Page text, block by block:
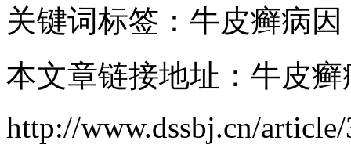
关键词标签：牛皮癣病因
本文章链接地址：牛皮
http://www.dssbj.cn/